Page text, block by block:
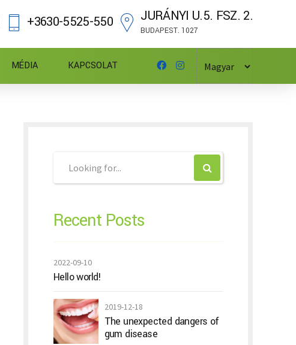
+3630-5525-550 JURÁNYI U.5. FSZ. 2.
BUDAPEST. 1027
MÉDIA KAPCSOLAT
Recent Posts
2022-09-10
Hello world!
2019-12-18
The unexpected dangers of
gum disease